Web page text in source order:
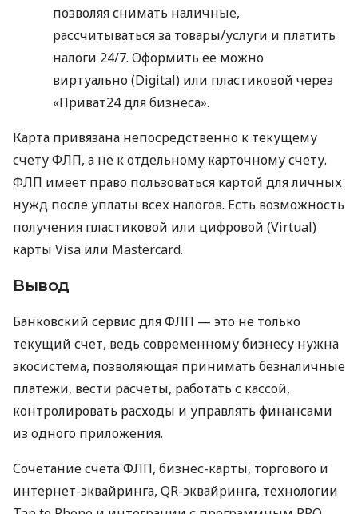
позволяя снимать наличные,
рассчитываться за товары/услуги и платить
налоги 24/7. Оформить ее можно
виртуально (Digital) или пластиковой через
«Приват24 для бизнеса».
Карта привязана непосредственно к текущему
счету ФЛП, а не к отдельному карточному счету.
ФЛП имеет право пользоваться картой для личных
нужд после уплаты всех налогов. Есть возможность
получения пластиковой или цифровой (Virtual)
карты Visa или Mastercard.
Вывод
Банковский сервис для ФЛП — это не только
текущий счет, ведь современному бизнесу нужна
экосистема, позволяющая принимать безналичные
платежи, вести расчеты, работать с кассой,
контролировать расходы и управлять финансами
из одного приложения.
Сочетание счета ФЛП, бизнес-карты, торгового и
интернет-эквайринга, QR-эквайринга, технологии